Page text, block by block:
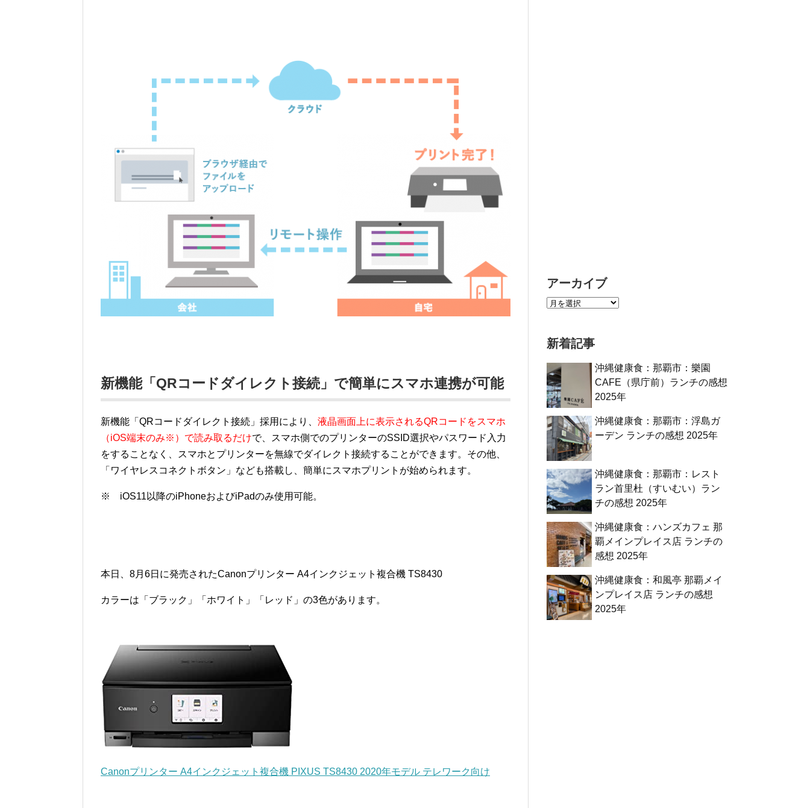
新機能「QRコードダイレクト接続」で簡単にスマホ連携が可能
新機能「QRコードダイレクト接続」採用により、 液晶画面上に表示されるQRコードをスマホ
（iOS端末のみ※）で読み取るだけで、スマホ側でのプリンターのSSID選択やパスワード入力
をすることなく、スマホとプリンターを無線でダイレクト接続することができます。その他、
「ワイヤレスコネクトボタン」なども搭載し、簡単にスマホプリントが始められます。
※ iOS11以降のiPhoneおよびiPadのみ使用可能。
本日、8月6日に発売されたCanonプリンター A4インクジェット複合機 TS8430
カラーは「ブラック」「ホワイト」「レッド」の3色があります。
Canonプリンター A4インクジェット複合機 PIXUS TS8430 2020年モデル テレワーク向け
アーカイブ
新着記事
沖縄健康食：那覇市：樂園
CAFE（県庁前）ランチの感想
2025年
沖縄健康食：那覇市：浮島ガ
ーデン ランチの感想 2025年
沖縄健康食：那覇市：レスト
ラン首里杜（すいむい）ラン
チの感想 2025年
沖縄健康食：ハンズカフェ 那
覇メインプレイス店 ランチの
感想 2025年
沖縄健康食：和風亭 那覇メイ
ンプレイス店 ランチの感想
2025年